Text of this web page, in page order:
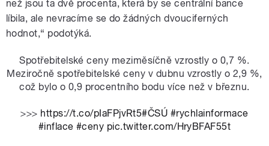
než jsou ta dvě procenta, která by se centrální bance
líbila, ale nevracíme se do žádných dvouciferných
hodnot,“ podotýká.
Spotřebitelské ceny meziměsíčně vzrostly o 0,7 %.
Meziročně spotřebitelské ceny v dubnu vzrostly o 2,9 %,
což bylo o 0,9 procentního bodu více než v březnu.
>>> https://t.co/pIaFPjvRt5#ČSÚ #rychlainformace
#inflace #ceny pic.twitter.com/HryBFAF55t